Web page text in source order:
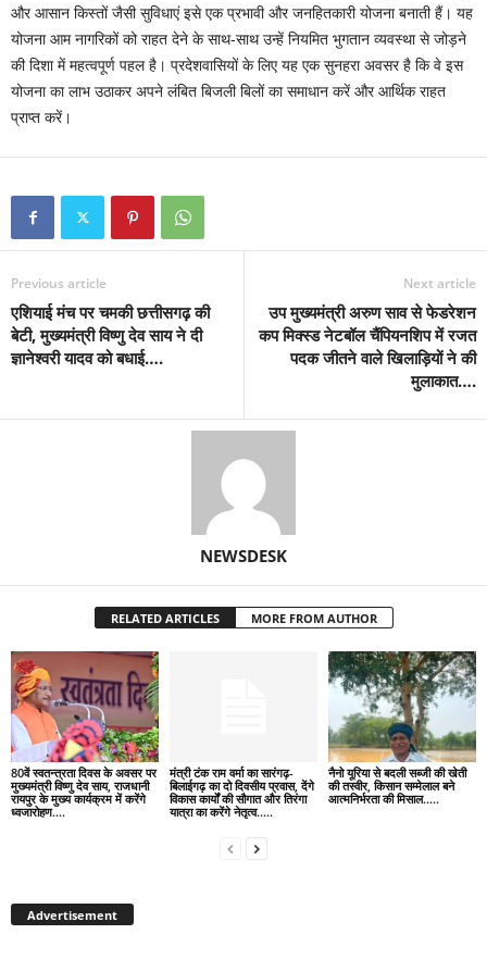
और आसान किस्तों जैसी सुविधाएं इसे एक प्रभावी और जनहितकारी योजना बनाती हैं। यह
योजना आम नागरिकों को राहत देने के साथ-साथ उन्हें नियमित भुगतान व्यवस्था से जोड़ने
की दिशा में महत्वपूर्ण पहल है। प्रदेशवासियों के लिए यह एक सुनहरा अवसर है कि वे इस
योजना का लाभ उठाकर अपने लंबित बिजली बिलों का समाधान करें और आर्थिक राहत
प्राप्त करें।
Previous article
एशियाई मंच पर चमकी छत्तीसगढ़ की
बेटी, मुख्यमंत्री विष्णु देव साय ने दी
ज्ञानेश्वरी यादव को बधाई….
Next article
उप मुख्यमंत्री अरुण साव से फेडरेशन
कप मिक्स्ड नेटबॉल चैंपियनशिप में रजत
पदक जीतने वाले खिलाड़ियों ने की
मुलाकात….
NEWSDESK
RELATED ARTICLES MORE FROM AUTHOR
80वें स्वतन्त्रता दिवस के अवसर पर
मुख्यमंत्री विष्णु देव साय, राजधानी
रायपुर के मुख्य कार्यक्रम में करेंगे
ध्वजारोहण….
मंत्री टंक राम वर्मा का सारंगढ़-
बिलाईगढ़ का दो दिवसीय प्रवास, देंगे
विकास कार्यों की सौगात और तिरंगा
यात्रा का करेंगे नेतृत्व…..
नैनो यूरिया से बदली सब्जी की खेती
की तस्वीर, किसान सम्मेलाल बने
आत्मनिर्भरता की मिसाल…..
Advertisement